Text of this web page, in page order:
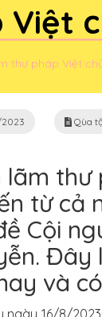
thư pháp Việt
Qùa
lãm thư
từ cả
Cội
Đây
và
ngày 16/8/